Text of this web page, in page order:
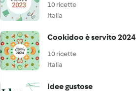
10 ricette
Italia
Cookidoo è servito 2024
10 ricette
Italia
Idee gustose